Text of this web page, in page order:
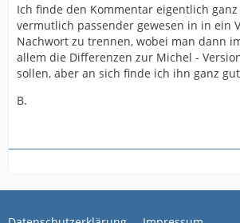
Ich finde den Kommentar eigentlich
vermutlich passender gewesen in in ein
Nachwort zu trennen, wobei man dann
allem die Differenzen zur Michel -
sollen, aber an sich finde ich ihn ganz
B.